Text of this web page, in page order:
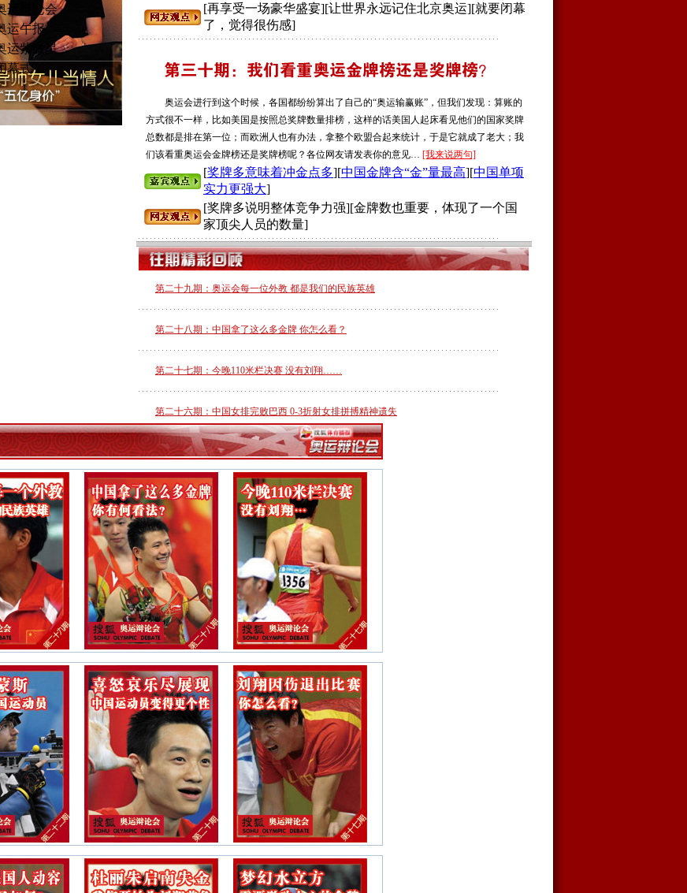
辩论会
午报
紫微星
式
[再享受一场豪华盛宴][让世界永远记住北京奥运][就要闭幕
了，觉得很伤感]
奥运会进行到这个时候，各国都纷纷算出了自己的“奥运输赢账”，但我们发现：算账的
方式很不一样，比如美国是按照总奖牌数量排榜，这样的话美国人起床看见他们的国家奖牌
总数都是排在第一位；而欧洲人也有办法，拿整个欧盟合起来统计，于是它就成了老大；我
们该看重奥运会金牌榜还是奖牌榜呢？各位网友请发表你的意见… [我来说两句]
[奖牌多意味着冲金点多][中国金牌含“金”量最高][中国单项
实力更强大]
[奖牌多说明整体竞争力强][金牌数也重要，体现了一个国
家顶尖人员的数量]
第二十九期：奥运会每一位外教 都是我们的民族英雄
第二十八期：中国拿了这么多金牌 你怎么看？
第二十七期：今晚110米栏决赛 没有刘翔……
第二十六期：中国女排完败巴西 0-3折射女排拼搏精神遗失
第二十五期：盘点2008北京奥运会十大“悲情英雄”
第二十四期：中国篮排足球军团 是否注定阴盛阳衰
第二十三期：中国男篮冲击四强 胜则惊喜 败也荣光
第二十二期：假如埃蒙斯 是一名中国运动员
第二十一期：中国女排完胜俄罗斯 离冠军还有多远？
第十九期：乒乓男团又夺金牌 梦之队何时才能被战胜？
第十八期：中国男篮不敌希腊 男篮到底能走多远？
第十七期：刘翔因伤退赛 相信你！会重新站到起跑线
第十六期：今日中国夺金8块 郭晶晶4金2银写传奇
第十五期：中德男篮上演生死战 今夜谁是顶梁柱？